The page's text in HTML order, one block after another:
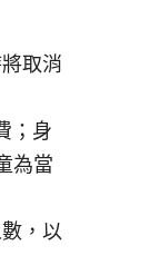
取消
；身
為當
，以